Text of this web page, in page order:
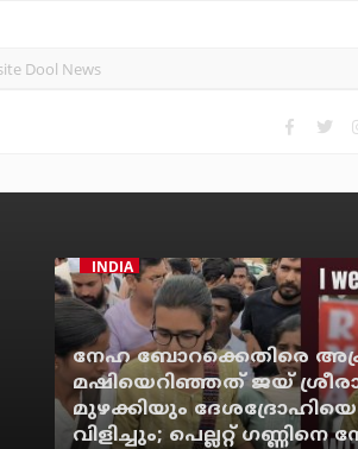
INDIA
നേഹ ബോറക്കെതിരെ
മഷിയെറിഞ്ഞത് ജയ്
മുഴക്കിയും
വിളിച്ചും; പെല്ലറ്റ് ഗണ്ണിനെ